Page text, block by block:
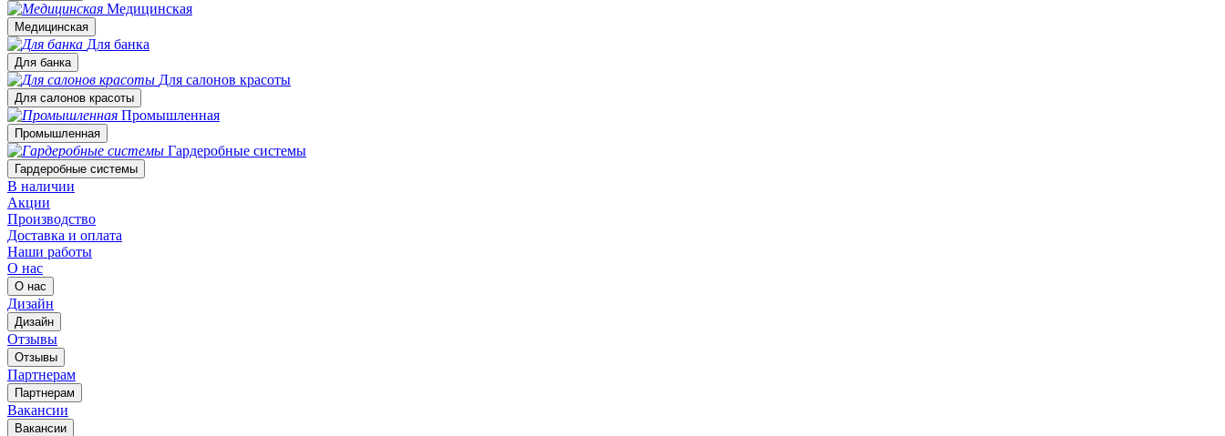
Медицинская
Медицинская
Для банка
Для банка
Для салонов красоты
Для салонов красоты
Промышленная
Промышленная
Гардеробные системы
Гардеробные системы
В наличии
Акции
Производство
Доставка и оплата
Наши работы
О нас
О нас
Дизайн
Дизайн
Отзывы
Отзывы
Партнерам
Партнерам
Вакансии
Вакансии